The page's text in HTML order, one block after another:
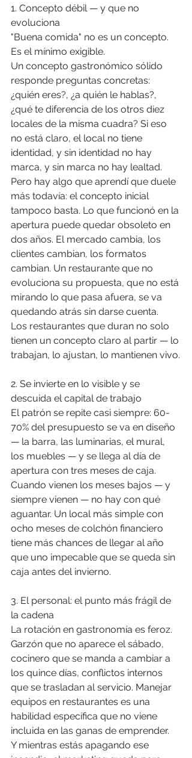
1. Concepto débil — y que no
evoluciona
"Buena comida" no es un concepto.
Es el mínimo exigible.
Un concepto gastronómico sólido
responde preguntas concretas:
¿quién eres?, ¿a quién le hablas?,
¿qué te diferencia de los otros diez
locales de la misma cuadra? Si eso
no está claro, el local no tiene
identidad, y sin identidad no hay
marca, y sin marca no hay lealtad.
Pero hay algo que aprendí que duele
más todavía: el concepto inicial
tampoco basta. Lo que funcionó en la
apertura puede quedar obsoleto en
dos años. El mercado cambia, los
clientes cambian, los formatos
cambian. Un restaurante que no
evoluciona su propuesta, que no está
mirando lo que pasa afuera, se va
quedando atrás sin darse cuenta.
Los restaurantes que duran no solo
tienen un concepto claro al partir — lo
trabajan, lo ajustan, lo mantienen vivo.
2. Se invierte en lo visible y se
descuida el capital de trabajo
El patrón se repite casi siempre: 60-
70% del presupuesto se va en diseño
— la barra, las luminarias, el mural,
los muebles — y se llega al día de
apertura con tres meses de caja.
Cuando vienen los meses bajos — y
siempre vienen — no hay con qué
aguantar. Un local más simple con
ocho meses de colchón financiero
tiene más chances de llegar al año
que uno impecable que se queda sin
caja antes del invierno.
3. El personal: el punto más frágil de
la cadena
La rotación en gastronomía es feroz.
Garzón que no aparece el sábado,
cocinero que se manda a cambiar a
los quince días, conflictos internos
que se trasladan al servicio. Manejar
equipos en restaurantes es una
habilidad específica que no viene
incluida en las ganas de emprender.
Y mientras estás apagando ese